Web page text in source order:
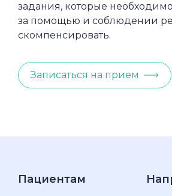
задания, которые
за помощью и соблюдении
скомпенсировать.
Записаться на прием
Пациентам